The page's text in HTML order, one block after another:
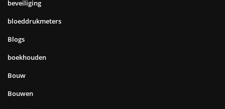
beveiliging
bloeddrukmeters
Blogs
boekhouden
Bouw
Bouwen